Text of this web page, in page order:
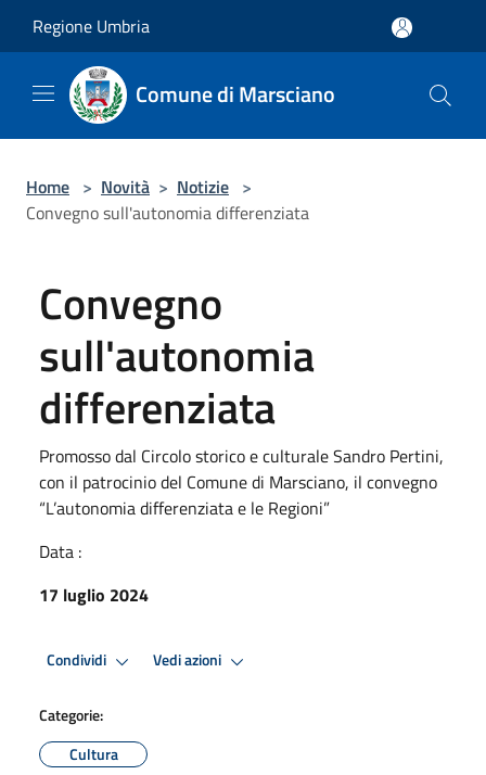
Regione Umbria
Comune di Marsciano
Home > Novità > Notizie >
Convegno sull'autonomia differenziata
Convegno
sull'autonomia
differenziata
Promosso dal Circolo storico e culturale Sandro Pertini,
con il patrocinio del Comune di Marsciano, il convegno
“L’autonomia differenziata e le Regioni”
Data :
17 luglio 2024
Condividi Vedi azioni
Categorie:
Cultura